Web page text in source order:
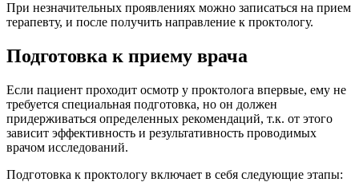
При незначительных проявлениях можно записаться на прием
терапевту, и после получить направление к проктологу.
Подготовка к приему врача
Если пациент проходит осмотр у проктолога впервые, ему не
требуется специальная подготовка, но он должен
придерживаться определенных рекомендаций, т.к. от этого
зависит эффективность и результативность проводимых
врачом исследований.
Подготовка к проктологу включает в себя следующие этапы: